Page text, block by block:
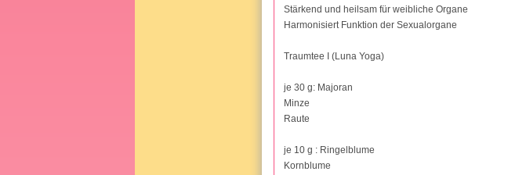
Stärkend und heilsam für weibliche Organe
Harmonisiert Funktion der Sexualorgane
Traumtee I (Luna Yoga)
je 30 g: Majoran
Minze
Raute
je 10 g : Ringelblume
Kornblume